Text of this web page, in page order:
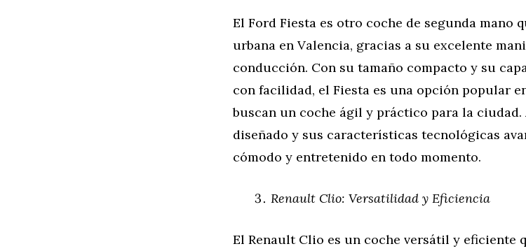
El Ford Fiesta es otro coche de segunda mano
urbana en Valencia, gracias a su excelente
conducción. Con su tamaño compacto y su
con facilidad, el Fiesta es una opción popular
buscan un coche ágil y práctico para la
diseñado y sus características tecnológicas
cómodo y entretenido en todo momento.
Renault Clio: Versatilidad y Eficiencia
El Renault Clio es un coche versátil y eficiente